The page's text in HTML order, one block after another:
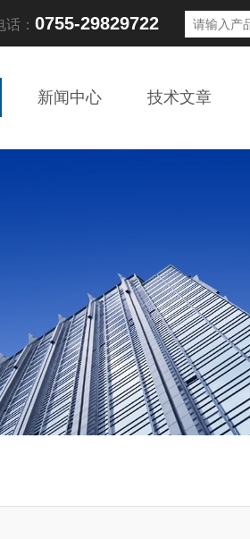
： 0755-29829722
新闻中心 技术文章